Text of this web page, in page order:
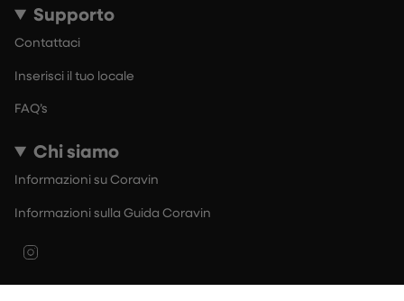
Supporto
Contattaci
Inserisci il tuo locale
FAQ’s
Chi siamo
Informazioni su Coravin
Informazioni sulla Guida Coravin